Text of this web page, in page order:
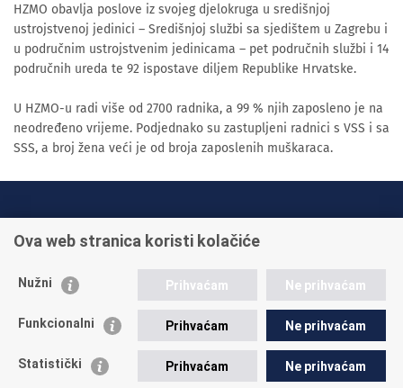
HZMO obavlja poslove iz svojeg djelokruga u središnjoj
ustrojstvenoj jedinici – Središnjoj službi sa sjedištem u Zagrebu i
u područnim ustrojstvenim jedinicama – pet područnih službi i 14
područnih ureda te 92 ispostave diljem Republike Hrvatske.
U HZMO-u radi više od 2700 radnika, a 99 % njih zaposleno je na
neodređeno vrijeme. Podjednako su zastupljeni radnici s VSS i sa
SSS, a broj žena veći je od broja zaposlenih muškaraca.
+385 1 45 95 011
Postavite pitanje
Ova web stranica koristi kolačiće
Nužni Prihvaćam Ne prihvaćam
Funkcionalni Prihvaćam Ne prihvaćam
Statistički Prihvaćam Ne prihvaćam